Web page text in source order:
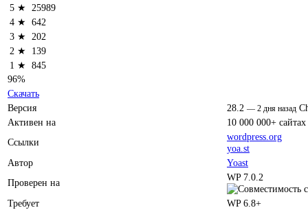
5 ★
25989
4 ★ 642
3 ★
202
2 ★
139
1 ★ 845
96%
Скачать
Версия
28.2 — 2 дня назад
Активен на
10 000 000+ сайтах
Ссылки
wordpress.org
yoa.st
Автор
Yoast
Проверен на
WP 7.0.2
Требует
WP 6.8+